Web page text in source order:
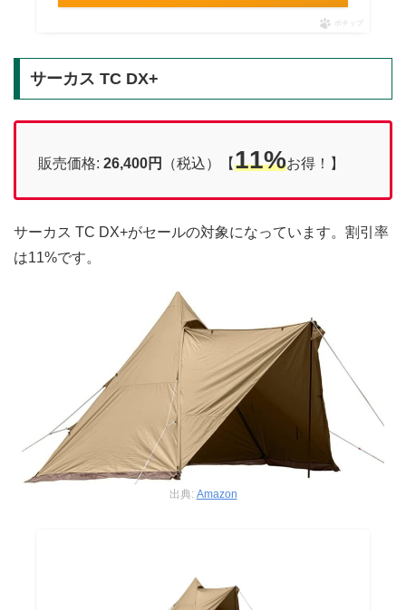
ポチップ
サーカス TC DX+
販売価格: 26,400円 （税込）【11%お得！】
サーカス TC DX+がセールの対象になっています。割引率
は11%です。
出典: Amazon